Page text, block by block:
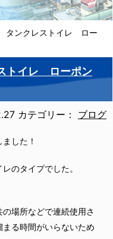
タンクレストイレ ロー
トイレ ローポン
カテゴリー： ブログ
した！
のタイプでした。
場所などで連続使用さ
る時間がいらないため